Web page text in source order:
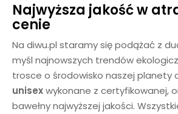
Najwyższa jakość w
cenie
Na diwu.pl staramy się podążać z
myśl najnowszych trendów
trosce o środowisko naszej planety
unisexwykonane z certyfikowanej,
bawełny najwyższej jakości.